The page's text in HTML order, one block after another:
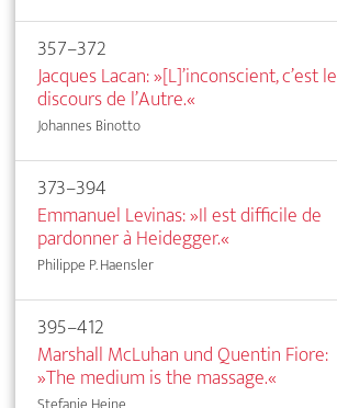
357–372
Jacques Lacan: »[L]’inconscient, c’est le
discours de l’Autre.«
Johannes Binotto
373–394
Emmanuel Levinas: »Il est difficile de
pardonner à Heidegger.«
Philippe P. Haensler
395–412
Marshall McLuhan und Quentin Fiore:
»The medium is the massage.«